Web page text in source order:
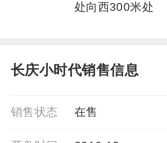
处向西300米处
长庆小时代销售信息
销售状态 在售